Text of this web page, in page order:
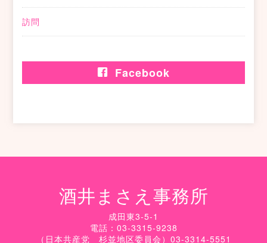
訪問
Facebook
酒井まさえ事務所
成田東3-5-1
電話：03-3315-9238
（日本共産党 杉並地区委員会）03-3314-5551